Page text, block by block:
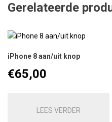
Gerelateerde
iPhone 8 aan/uit knop
€65,00
LEES VERDER